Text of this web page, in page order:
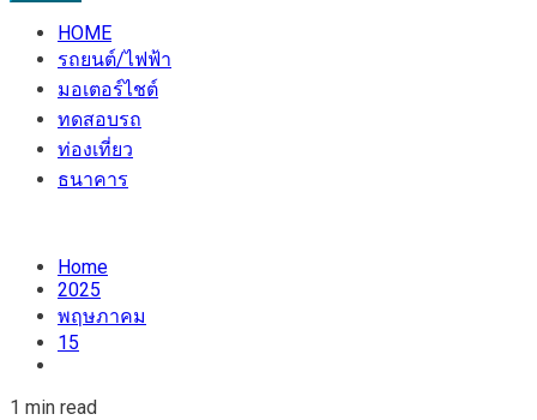
HOME
รถยนต์/ไฟฟ้า
มอเตอร์ไชต์
ทดสอบรถ
ท่องเที่ยว
ธนาคาร
Home
2025
พฤษภาคม
15
1 min read